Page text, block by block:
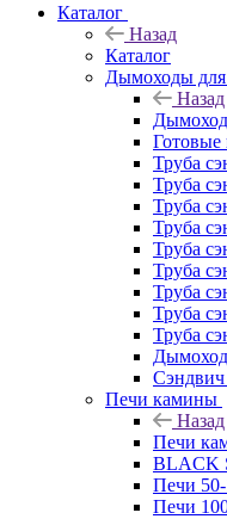
Каталог
Назад
Каталог
Дымоходы
Назад
Готовые
Труба
Труба
Труба
Труба
Труба
Труба
Труба
Труба
Труба
Сэндвич
Печи камины
Назад
Печи
BLACK
Печи
Печи